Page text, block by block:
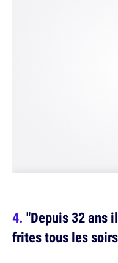
"Depuis 32 ans
frites tous les